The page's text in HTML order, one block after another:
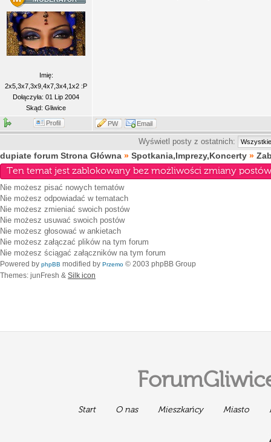
Imię:
2x5,3x7,3x9,4x7,3x4,1x2 :P
Dołączyła: 01 Lip 2004
Skąd: Gliwice
Profil PW Email
Wyświetl posty z ostatnich:
dupiate forum Strona Główna » Spotkania,Imprezy,Koncerty »
Ten temat jest zablokowany bez możliwości zmiany
Nie możesz pisać nowych tematów
Nie możesz odpowiadać w tematach
Nie możesz zmieniać swoich postów
Nie możesz usuwać swoich postów
Nie możesz głosować w ankietach
Nie możesz załączać plików na tym forum
Nie możesz ściągać załączników na tym forum
Powered by phpBB modified by Przemo © 2003 phpBB Group
Themes: junFresh & Silk icon
Start O nas Mieszkańcy Miasto